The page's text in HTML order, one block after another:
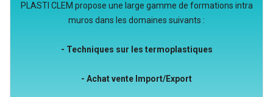
PLASTI CLEM propose une large gamme de formations intra
muros dans les domaines suivants :
- Techniques sur les termoplastiques
- Achat vente Import/Export